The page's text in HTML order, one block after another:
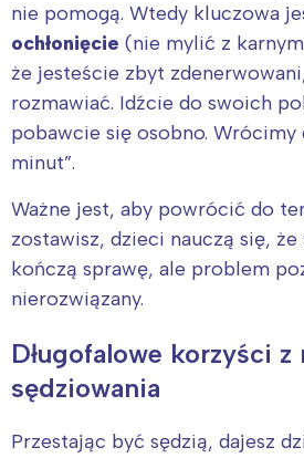
nie pomogą. Wtedy kluczowa
ochłonięcie (nie mylić z
że jesteście zbyt
rozmawiać. Idźcie do swoich
pobawcie się osobno. Wrócimy
minut”.
Ważne jest, aby powrócić do
zostawisz, dzieci nauczą się,
kończą sprawę, ale problem
nierozwiązany.
Długofalowe korzyści
sędziowania
Przestając być sędzią, dajesz